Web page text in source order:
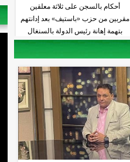
أحكام بالسجن على ثلاثة معلقين
مقربين من حزب «باستيف» بعد إدانتهم
بتهمة إهانة رئيس الدولة بالسنغال